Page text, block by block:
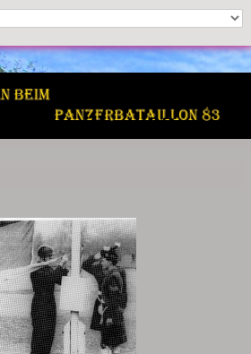
83